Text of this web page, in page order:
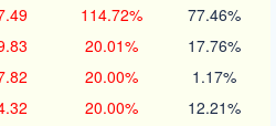
114.72% 77.46%
20.01% 17.76%
20.00% 1.17%
20.00% 12.21%